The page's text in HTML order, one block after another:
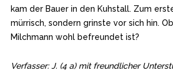
kam der Bauer in den Kuhstall. Zum
mürrisch, sondern grinste vor sich hin.
Milchmann wohl befreundet ist?
Verfasser: J. (4 a) mit freundlicher